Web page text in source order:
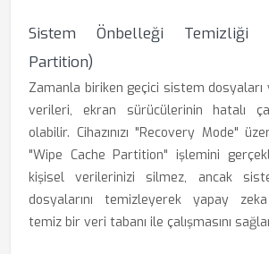
Sistem Önbelleği Temizliği
Partition)
Zamanla biriken geçici sistem dosyaları
verileri, ekran sürücülerinin hatalı
olabilir. Cihazınızı "Recovery Mode"
"Wipe Cache Partition" işlemini
kişisel verilerinizi silmez, ancak
dosyalarını temizleyerek yapay zeka
temiz bir veri tabanı ile çalışmasını